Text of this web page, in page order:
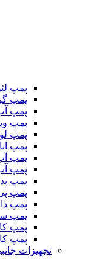
پمپ
پمپ
پمپ
پمپ
پمپ
پمپ
پمپ
پمپ
پمپ
پمپ
پمپ
پمپ
پمپ
پمپ
تجهیزات